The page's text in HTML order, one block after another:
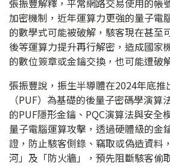
張振豐解釋，平常網路交易使用的帳
加密機制，近年運算力更強的量子電
的數學式可能被破解，駭客現在甚至
後等運算力提升再行解密，造成國家
的數位簽章或金鑰交換，也可能遭破
張振豐說，振生半導體在2024年底
（PUF）為基礎的後量子密碼學演
的PUF隱形金鑰、PQC演算法與安全
量子電腦運算攻擊，透過硬體級的金
證，防止駭客側錄、竊取或偽造資料
河」及「防火牆」，預先阻斷駭客偷